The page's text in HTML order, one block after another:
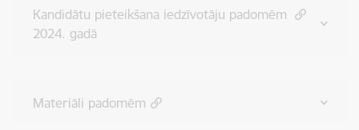
Kandidātu pieteikšana iedzīvotāju padomēm
2024. gadā
Materiāli padomēm